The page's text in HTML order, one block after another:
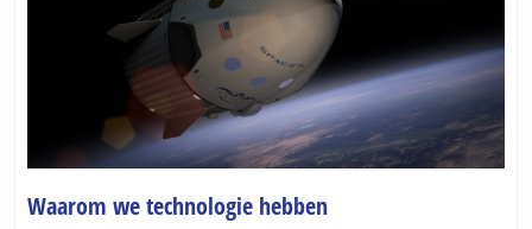
Waarom we technologie hebbenWaarom